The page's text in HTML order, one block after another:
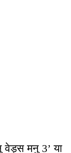
वेड्स मनु 3’ या